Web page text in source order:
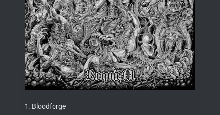
1. Bloodforge